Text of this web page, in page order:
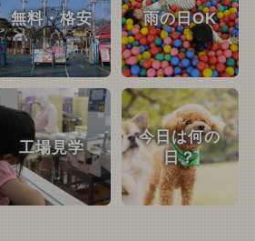
無料・格安 雨の日OK
工場見学
今日は何の
日？